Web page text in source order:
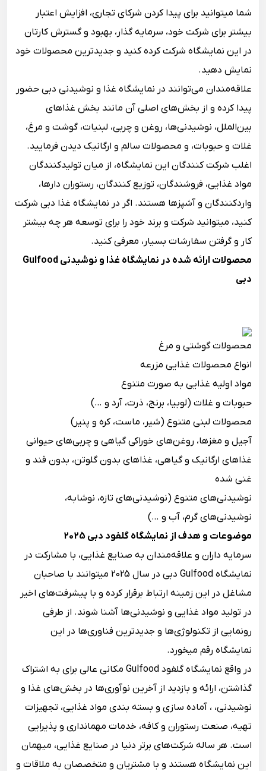
شما می‎توانید برای پیدا کردن شرکای تجاری، افزایش اعتبار
بیشتر برای شرکت خود، سرمایه گذار، بهبود و گسترش کارتان
در این نمایشگاه شرکت کرده کنید و جدیدترین محصولات خود
نمایش دهید.
علاقه‌مندان می‌توانند در نمایشگاه غذا و نوشیدنی دبی حضور
پیدا کرده و از بخش‌های اصلی آن مانند بخش غذاهای
بین‌الملل، نوشیدنی‌ها، روغن و چربی، لبنیات، گوشت و مرغ،
غلات و حبوبات، و محصولات سالم و ارگانیک دیدن فرمایید.
اغلب شرکت کنندگان این نمایشگاه، از میان تولیدکنندگان
مواد غذایی، فروشندگان، توزیع کنندگان، رستوران دارها،
واردکنندگان و آشپزها هستند. اگر در نمایشگاه غذا دبی شرکت
کنید، می‎توانید شرکت و برند خود را برای توسعه هر چه بیشتر
کار و گرفتن سفارشات بسیار، معرفی کنید.
محصولات ارائه شده در نمایشگاه غذا و نوشیدنی Gulfood
دبی
محصولات گوشتی و مرغ
انواع محصولات غذایی مزرعه
مواد اولیه غذایی به صورت متنوع
حبوبات و غلات (لوبیا، برنج، ذرت، آرد و …)
محصولات لبنی متنوع (شیر، ماست، کره و پنیر)
آجیل و مغزها، روغن‌های خوراکی گیاهی و چربی‌های حیوانی
غذاهای ارگانیک و گیاهی، غذاهای بدون گلوتن، بدون قند و
غنی شده
نوشیدنی‌های متنوع (نوشیدنی‌های تازه، نوشابه،
نوشیدنی‌های گرم، آب و …)
موضوعات و هدف از نمایشگاه گلفود دبی 2025
سرمایه‌ داران و علاقه‌مندان به صنایع غذایی، با مشارکت در
نمایشگاه Gulfood دبی در سال 2025 می‎توانند با صاحبان
مشاغل در این زمینه ارتباط برقرار کرده و با پیشرفت‌های اخیر
در تولید مواد غذایی و نوشیدنی‌ها آشنا شوند. از طرفی
رونمایی از تکنولوژی‌ها و جدیدترین فناوری‌ها در این
نمایشگاه رقم می‎خورد.
در واقع نمایشگاه گلفود Gulfood مکانی عالی برای به اشتراک
گذاشتن، ارائه و بازدید از آخرین نو‌آوری‌ها در بخش‌های غذا و
نوشیدنی، ، آماده سازی و بسته بندی مواد غذایی، تجهیزات
تهیه، صنعت رستوران و کافه، خدمات مهمانداری و پذیرایی
است. هر ساله شرکت‌های برتر دنیا در صنایع غذایی، میهمان
این نمایشگاه هستند و با مشتریان و متخصصان به ملاقات و